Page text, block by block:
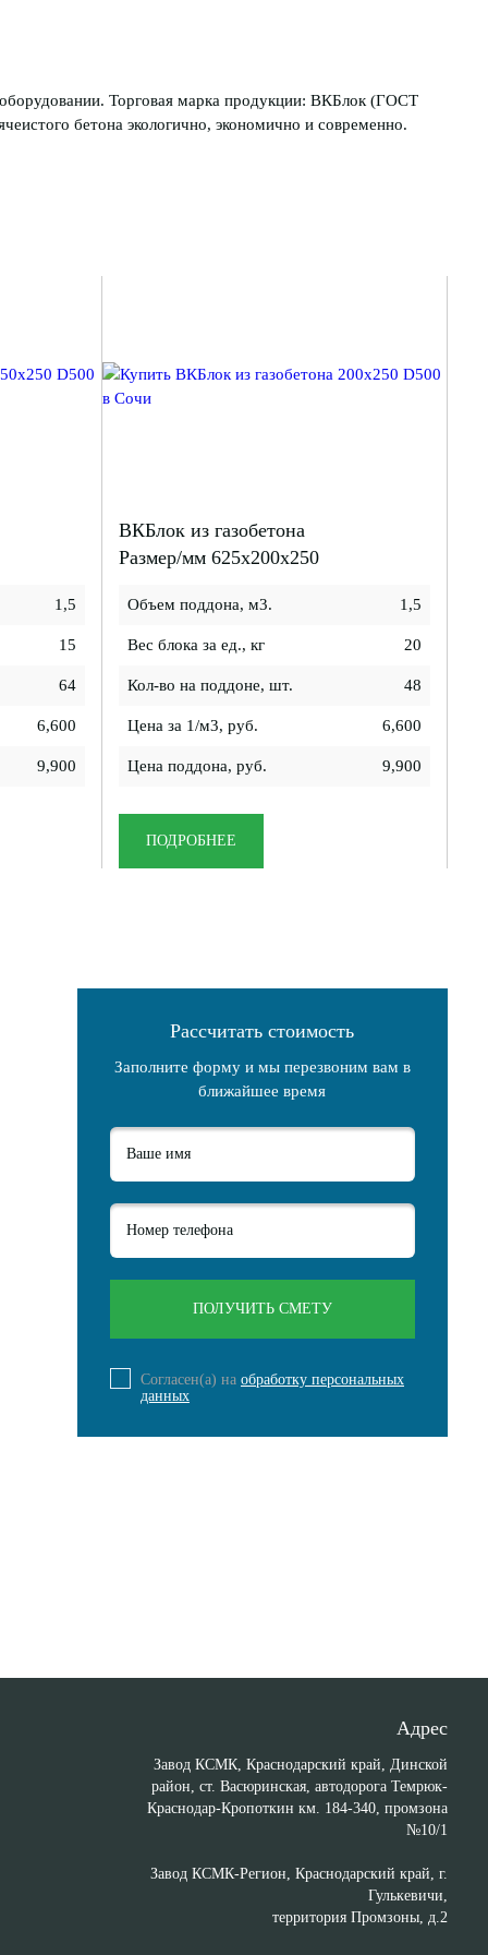
Торговая марка продукции: ВКБлок (ГОСТ
бетона экологично, экономично и современно.
1,5
15
64
6,600
9,900
ВКБлок из газобетона
Размер/мм 625x200x250
Объем поддона, м3. 1,5
Вес блока за ед., кг 20
Кол-во на поддоне, шт. 48
Цена за 1/м3, руб. 6,600
Цена поддона, руб. 9,900
ПОДРОБНЕЕ
Рассчитать стоимость
Заполните форму и мы перезвоним вам в
ближайшее время
Согласен(а) на обработку персональных
данных
Адрес
Завод КСМК, Краснодарский край, Динской
район, ст. Васюринская, автодорога Темрюк-
Краснодар-Кропоткин км. 184-340, промзона
№10/1
Завод КСМК-Регион, Краснодарский край, г.
Гулькевичи,
территория Промзоны, д.2